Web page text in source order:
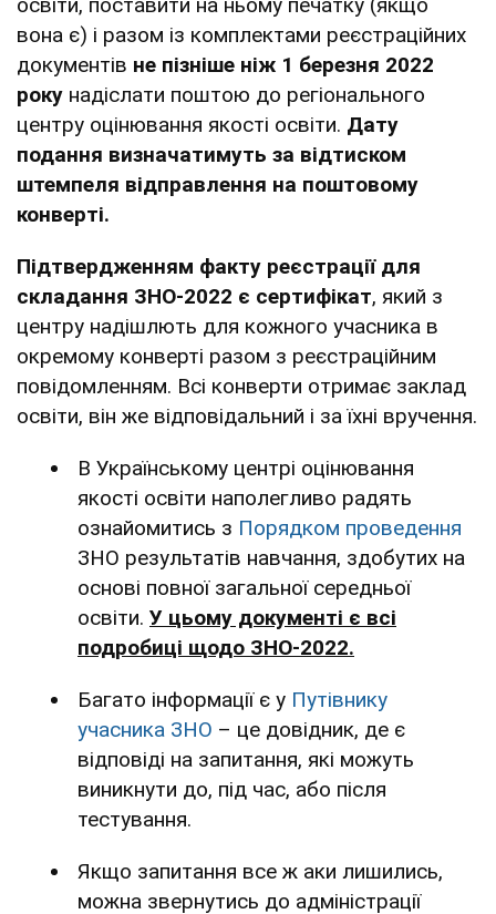
освіти, поставити на ньому печатку (якщо
вона є) і разом із комплектами реєстраційних
документів не пізніше ніж 1 березня 2022
року надіслати поштою до регіонального
центру оцінювання якості освіти. Дату
подання визначатимуть за відтиском
штемпеля відправлення на поштовому
конверті.
Підтвердженням факту реєстрації для
складання ЗНО-2022 є сертифікат, який з
центру надішлють для кожного учасника в
окремому конверті разом з реєстраційним
повідомленням. Всі конверти отримає заклад
освіти, він же відповідальний і за їхні вручення.
В Українському центрі оцінювання
якості освіти наполегливо радять
ознайомитись з Порядком проведення
ЗНО результатів навчання, здобутих на
основі повної загальної середньої
освіти. У цьому документі є всі
подробиці щодо ЗНО-2022.
Багато інформації є у Путівнику
учасника ЗНО – це довідник, де є
відповіді на запитання, які можуть
виникнути до, під час, або після
тестування.
Якщо запитання все ж аки лишились,
можна звернутись до адміністрації